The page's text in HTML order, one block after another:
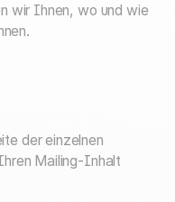
wir Ihnen, wo und wie
der einzelnen
Mailing-Inhalt